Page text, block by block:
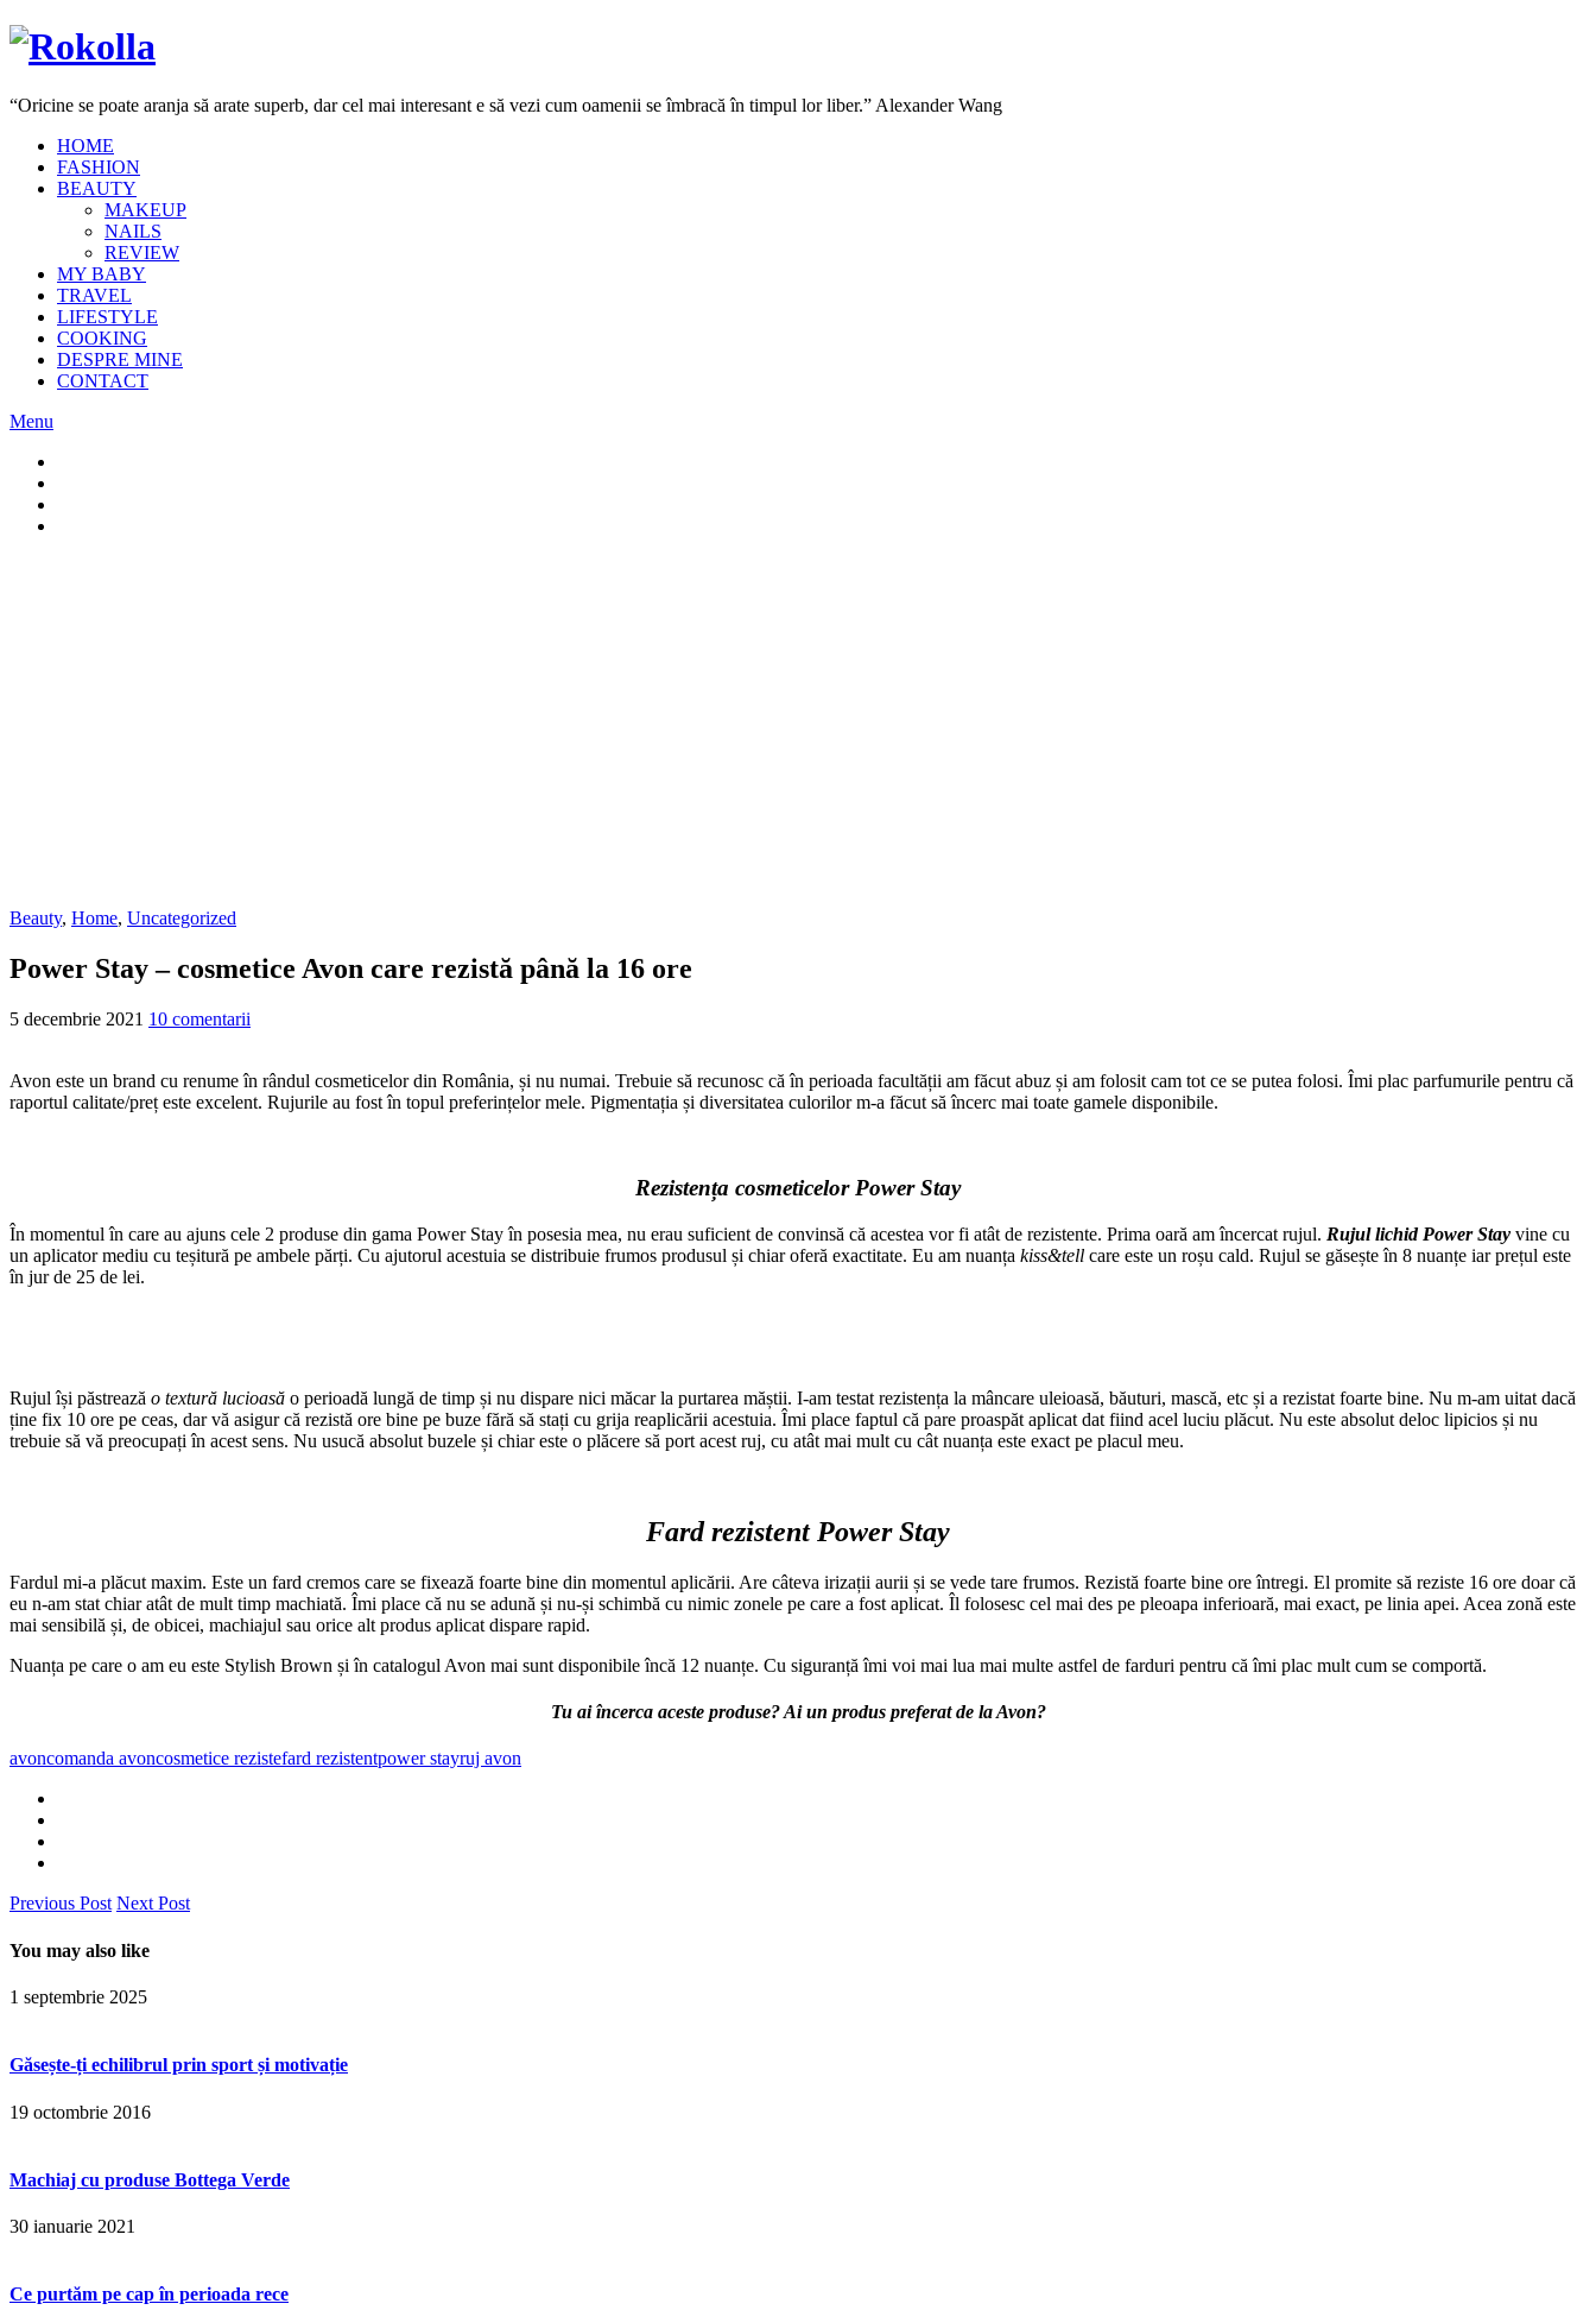
“Oricine se poate aranja să arate superb, dar cel mai interesant e să vezi cum oamenii se îmbracă în timpul lor liber.” Alexander Wang
HOME
FASHION
BEAUTY
MAKEUP
NAILS
REVIEW
MY BABY
TRAVEL
LIFESTYLE
COOKING
DESPRE MINE
CONTACT
Menu
Beauty, Home, Uncategorized
Power Stay – cosmetice Avon care rezistă până la 16 ore
5 decembrie 2021 10 comentarii
Avon este un brand cu renume în rândul cosmeticelor din România, și nu numai. Trebuie să recunosc că în perioada facultății am făcut abuz și am folosit cam tot ce se putea folosi. Îmi plac parfumurile pentru că
raportul calitate/preț este excelent. Rujurile au fost în topul preferințelor mele. Pigmentația și diversitatea culorilor m-a făcut să încerc mai toate gamele disponibile.
Rezistența cosmeticelor Power Stay
În momentul în care au ajuns cele 2 produse din gama Power Stay în posesia mea, nu erau suficient de convinsă că acestea vor fi atât de rezistente. Prima oară am încercat rujul. Rujul lichid Power Stay vine cu
un aplicator mediu cu teșitură pe ambele părți. Cu ajutorul acestuia se distribuie frumos produsul și chiar oferă exactitate. Eu am nuanța kiss&tell care este un roșu cald. Rujul se găsește în 8 nuanțe iar prețul este
în jur de 25 de lei.
Rujul își păstrează o textură lucioasă o perioadă lungă de timp și nu dispare nici măcar la purtarea măștii. I-am testat rezistența la mâncare uleioasă, băuturi, mască, etc și a rezistat foarte bine. Nu m-am uitat dacă
ține fix 10 ore pe ceas, dar vă asigur că rezistă ore bine pe buze fără să stați cu grija reaplicării acestuia. Îmi place faptul că pare proaspăt aplicat dat fiind acel luciu plăcut. Nu este absolut deloc lipicios și nu
trebuie să vă preocupați în acest sens. Nu usucă absolut buzele și chiar este o plăcere să port acest ruj, cu atât mai mult cu cât nuanța este exact pe placul meu.
Fard rezistent Power Stay
Fardul mi-a plăcut maxim. Este un fard cremos care se fixează foarte bine din momentul aplicării. Are câteva irizații aurii și se vede tare frumos. Rezistă foarte bine ore întregi. El promite să reziste 16 ore doar că
eu n-am stat chiar atât de mult timp machiată. Îmi place că nu se adună și nu-și schimbă cu nimic zonele pe care a fost aplicat. Îl folosesc cel mai des pe pleoapa inferioară, mai exact, pe linia apei. Acea zonă este
mai sensibilă și, de obicei, machiajul sau orice alt produs aplicat dispare rapid.
Nuanța pe care o am eu este Stylish Brown și în catalogul Avon mai sunt disponibile încă 12 nuanțe. Cu siguranță îmi voi mai lua mai multe astfel de farduri pentru că îmi plac mult cum se comportă.
Tu ai încerca aceste produse? Ai un produs preferat de la Avon?
avoncomanda avoncosmetice rezistefard rezistentpower stayruj avon
Previous Post Next Post
You may also like
1 septembrie 2025
Găsește-ți echilibrul prin sport și motivație
19 octombrie 2016
Machiaj cu produse Bottega Verde
30 ianuarie 2021
Ce purtăm pe cap în perioada rece